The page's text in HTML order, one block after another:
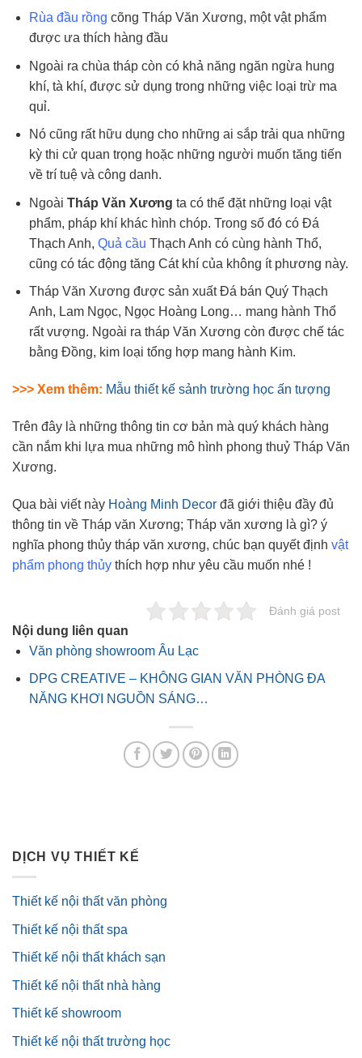
Rùa đầu rồng cõng Tháp Văn Xương, một vật phẩm
được ưa thích hàng đầu
Ngoài ra chùa tháp còn có khả năng ngăn ngừa hung
khí, tà khí, được sử dụng trong những việc loại trừ ma
quỉ.
Nó cũng rất hữu dụng cho những ai sắp trải qua những
kỳ thi cử quan trọng hoặc những người muốn tăng tiến
về trí tuệ và công danh.
Ngoài Tháp Văn Xương ta có thể đặt những loại vật
phẩm, pháp khí khác hình chóp. Trong số đó có Đá
Thạch Anh, Quả cầu Thạch Anh có cùng hành Thổ,
cũng có tác động tăng Cát khí của không ít phương này.
Tháp Văn Xương được sản xuất Đá bán Quý Thạch
Anh, Lam Ngọc, Ngọc Hoàng Long… mang hành Thổ
rất vượng. Ngoài ra tháp Văn Xương còn được chế tác
bằng Đồng, kim loại tổng hợp mang hành Kim.
>>> Xem thêm: Mẫu thiết kế sảnh trường học ấn tượng
Trên đây là những thông tin cơ bản mà quý khách hàng
cần nắm khi lựa mua những mô hình phong thuỷ Tháp Văn
Xương.
Qua bài viết này Hoàng Minh Decor đã giới thiệu đầy đủ
thông tin về Tháp văn Xương; Tháp văn xương là gì? ý
nghĩa phong thủy tháp văn xương, chúc bạn quyết định vật
phẩm phong thủy thích hợp như yêu cầu muốn nhé !
Đánh giá post
Nội dung liên quan
Văn phòng showroom Âu Lạc
DPG CREATIVE – KHÔNG GIAN VĂN PHÒNG ĐA
NĂNG KHƠI NGUỒN SÁNG…
DỊCH VỤ THIẾT KẾ
Thiết kế nội thất văn phòng
Thiết kế nội thất spa
Thiết kế nội thất khách sạn
Thiết kế nội thất nhà hàng
Thiết kế showroom
Thiết kế nội thất trường học